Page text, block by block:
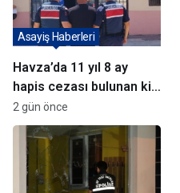
Havza’da 11 yıl 8 ay
hapis cezası bulunan kişi
yakalandı
Asayiş Haberleri
2 gün önce